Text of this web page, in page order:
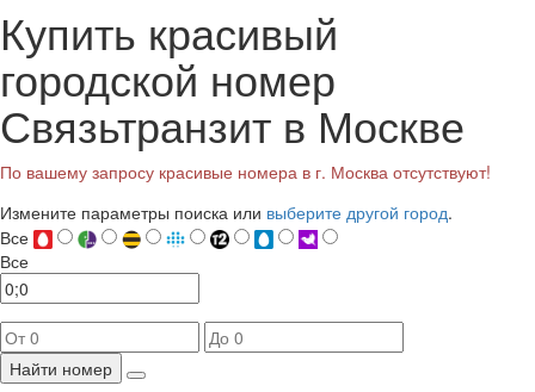
Купить красивый
городской номер
Связьтранзит в Москве
По вашему запросу красивые номера в г. Москва отсутствуют!
Измените параметры поиска или выберите другой город.
Все
Все
Найти номер